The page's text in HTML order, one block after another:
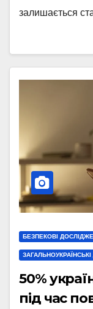
залишається
БЕЗПЕКОВІ
50%
під час